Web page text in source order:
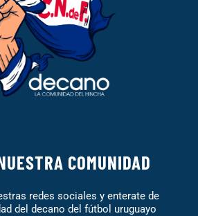
COMUNIDAD
redes sociales y enterate de
del decano del fútbol uruguayo